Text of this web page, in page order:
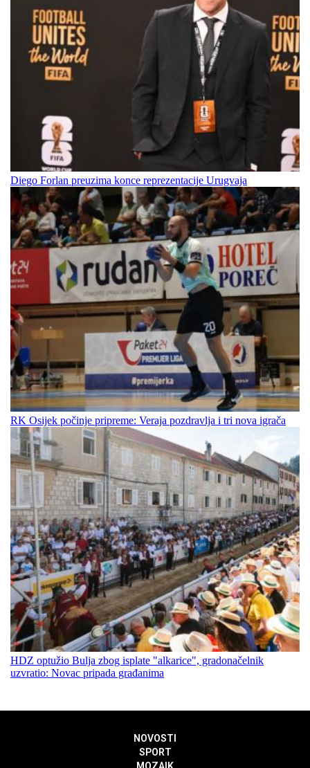
Diego Forlan preuzima konce reprezentacije Urugvaja
RK Osijek počinje pripreme: Veraja pozdravlja i tri nova igrača
HDZ optužio Bulja zbog isplate "alkarice", gradonačelnik
uzvratio: Novac pripada građanima
NOVOSTI
SPORT